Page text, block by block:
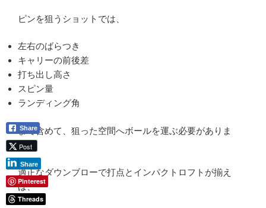
ピンを狙うショットでは、
左右のばらつき
キャリーの前後差
打ち出し高さ
スピン量
ランディング角
まで含めて、狙った空間へボールを運ぶ必要がありま
す。
適正なダウンブローで打点とインパクトロフトが揃え
ば、
Share
Post
Share
Pinterest
Threads